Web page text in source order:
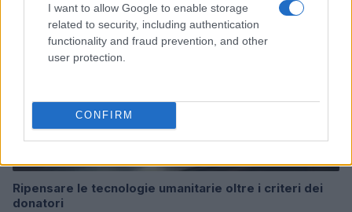
I want to allow Google to enable storage
related to security, including authentication
functionality and fraud prevention, and other
user protection.
CONFIRM
Ripensare le tecnologie umanitarie oltre i criteri dei
donatori